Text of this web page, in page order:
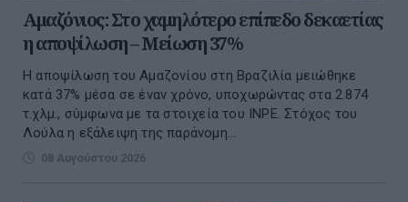
Αμαζόνιος: Στο χαμηλότερο επίπεδο δεκαετίας
η αποψίλωση – Μείωση 37%
Η αποψίλωση του Αμαζονίου στη Βραζιλία μειώθηκε
κατά 37% μέσα σε έναν χρόνο, υποχωρώντας στα 2.874
τ.χλμ., σύμφωνα με τα στοιχεία του INPE. Στόχος του
Λούλα η εξάλειψη της παράνομη...
08 Αυγούστου 2026